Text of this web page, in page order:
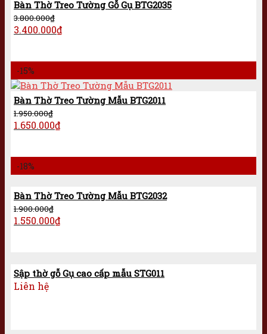
Bàn Thờ Treo Tường Gỗ Gụ BTG2035
3.800.000₫
3.400.000₫
-15%
Bàn Thờ Treo Tường Mẫu BTG2011
1.950.000₫
1.650.000₫
-18%
Bàn Thờ Treo Tường Mẫu BTG2032
1.900.000₫
1.550.000₫
Sập thờ gỗ Gụ cao cấp mẫu STG011
Liên hệ